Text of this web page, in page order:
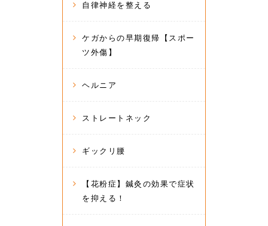
自律神経を整える
ケガからの早期復帰【スポー
ツ外傷】
ヘルニア
ストレートネック
ギックリ腰
【花粉症】鍼灸の効果で症状
を抑える！